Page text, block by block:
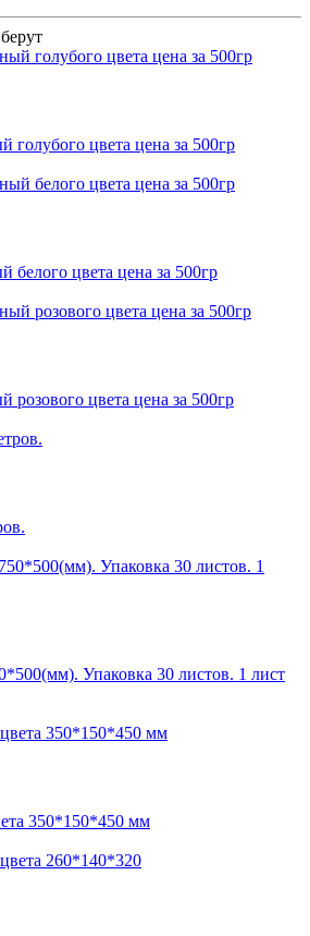
цвета цена за 500гр
цвета цена за 500гр
цвета цена за 500гр
Упаковка 30 листов. 1 лист
350*150*450 мм